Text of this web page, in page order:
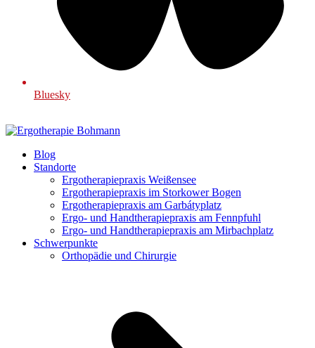
Bluesky
Blog
Standorte
Ergotherapiepraxis Weißensee
Ergotherapiepraxis im Storkower Bogen
Ergotherapiepraxis am Garbátyplatz
Ergo- und Handtherapiepraxis am Fennpfuhl
Ergo- und Handtherapiepraxis am Mirbachplatz
Schwerpunkte
Orthopädie und Chirurgie